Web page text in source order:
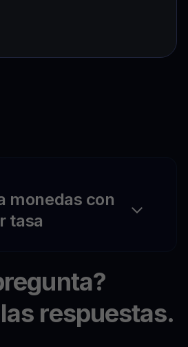
monedas con
tasa
respuestas.